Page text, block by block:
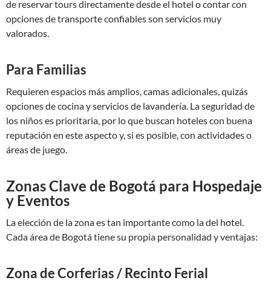
de reservar tours directamente desde el hotel o contar con
opciones de transporte confiables son servicios muy
valorados.
Para Familias
Requieren espacios más amplios, camas adicionales, quizás
opciones de cocina y servicios de lavandería. La seguridad de
los niños es prioritaria, por lo que buscan hoteles con buena
reputación en este aspecto y, si es posible, con actividades o
áreas de juego.
Zonas Clave de Bogotá para Hospedaje
y Eventos
La elección de la zona es tan importante como la del hotel.
Cada área de Bogotá tiene su propia personalidad y ventajas:
Zona de Corferias / Recinto Ferial